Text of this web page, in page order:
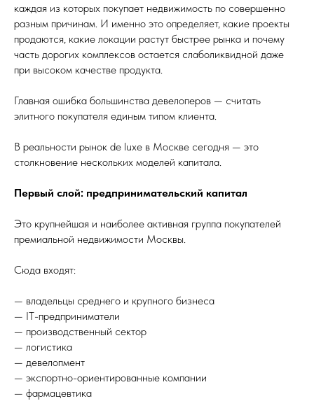
каждая из которых покупает недвижимость по совершенно
разным причинам. И именно это определяет, какие проекты
продаются, какие локации растут быстрее рынка и почему
часть дорогих комплексов остается слаболиквидной даже
при высоком качестве продукта.
Главная ошибка большинства девелоперов — считать
элитного покупателя единым типом клиента.
В реальности рынок de luxe в Москве сегодня — это
столкновение нескольких моделей капитала.
Первый слой: предпринимательский капитал
Это крупнейшая и наиболее активная группа покупателей
премиальной недвижимости Москвы.
Сюда входят:
— владельцы среднего и крупного бизнеса
— IT-предприниматели
— производственный сектор
— логистика
— девелопмент
— экспортно-ориентированные компании
— фармацевтика